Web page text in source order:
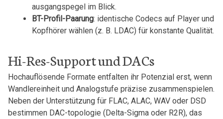
ausgangspegel im Blick.
BT-Profil-Paarung: identische Codecs auf Player und⁤
Kopfhörer wählen (z. B. LDAC) für konstante ⁣Qualität.
Hi-Res-Support und DACs
Hochauflösende Formate entfalten ihr Potenzial erst, wenn
Wandlereinheit und Analogstufe präzise zusammenspielen.
Neben der Unterstützung für⁤ FLAC, ALAC, WAV oder DSD
bestimmen DAC-topologie (Delta-Sigma oder R2R), das